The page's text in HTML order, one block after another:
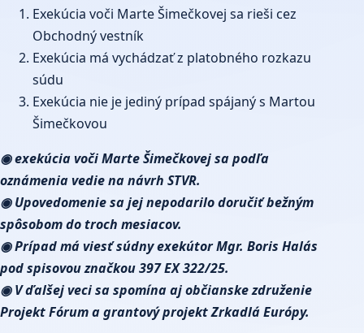
Exekúcia voči Marte Šimečkovej sa rieši cez
Obchodný vestník
Exekúcia má vychádzať z platobného rozkazu
súdu
Exekúcia nie je jediný prípad spájaný s Martou
Šimečkovou
◉ exekúcia voči Marte Šimečkovej sa podľa
oznámenia vedie na návrh STVR.
◉ Upovedomenie sa jej nepodarilo doručiť bežným
spôsobom do troch mesiacov.
◉ Prípad má viesť súdny exekútor Mgr. Boris Halás
pod spisovou značkou 397 EX 322/25.
◉ V ďalšej veci sa spomína aj občianske združenie
Projekt Fórum a grantový projekt Zrkadlá Európy.